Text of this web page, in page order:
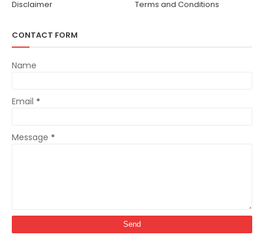
Disclaimer
Terms and Conditions
CONTACT FORM
Name
Email *
Message *